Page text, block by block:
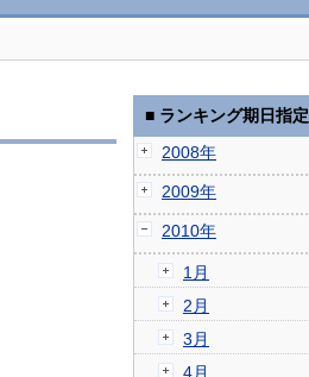
■ ランキング期日指定
2008年
2009年
2010年
1月
2月
3月
4月